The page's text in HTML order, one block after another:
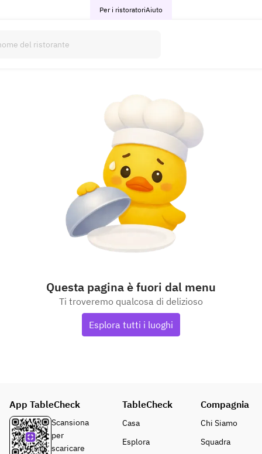
Per i ristoratoriAiuto
Questa pagina è fuori dal menu
Ti troveremo qualcosa di delizioso
Esplora tutti i luoghi
App TableCheck
Scansiona
per
scaricare
TableCheck
Casa
Esplora
Compagnia
Chi Siamo
Squadra